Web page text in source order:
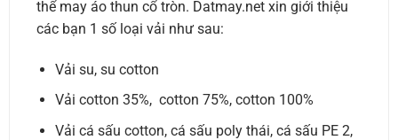
thể may áo thun cổ tròn. Datmay.net xin giới thiệu
các bạn 1 số loại vải như sau:
Vải su, su cotton
Vải cotton 35%, cotton 75%, cotton 100%
Vải cá sấu cotton, cá sấu poly thái, cá sấu PE 2,